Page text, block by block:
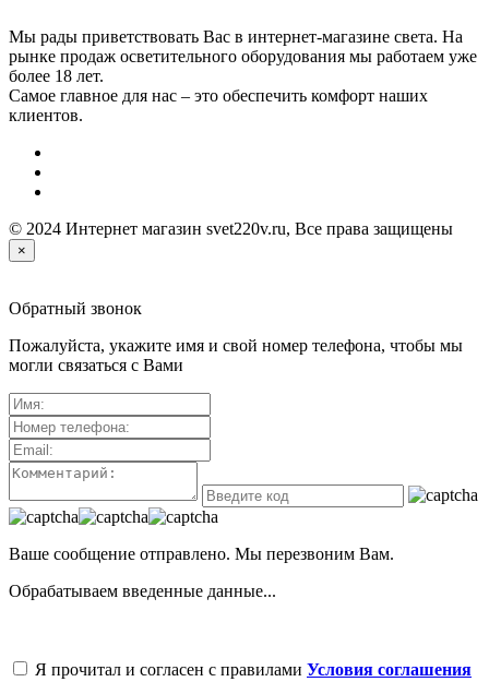
Мы рады приветствовать Вас в интернет-магазине света. На
рынке продаж осветительного оборудования мы работаем уже
более 18 лет.
Самое главное для нас – это обеспечить комфорт наших
клиентов.
© 2024 Интернет магазин svet220v.ru, Все права защищены
×
Обратный звонок
Пожалуйста, укажите имя и свой номер телефона, чтобы мы
могли связаться с Вами
Ваше сообщение отправлено. Мы перезвоним Вам.
Обрабатываем введенные данные...
Я прочитал и согласен с правилами Условия соглашения